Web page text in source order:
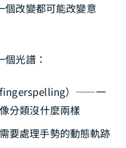
個改變都可能改變意
光譜：
fingerspelling）——一
分類沒什麼兩樣
要處理手勢的動態軌跡